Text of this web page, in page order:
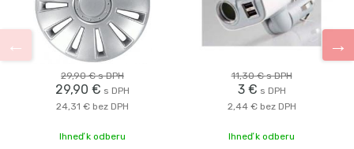
29,90 €s DPH
29,90 € s DPH
24,31 € bez DPH
Ihneď k odberu
11,30 €s DPH
3 € s DPH
2,44 € bez DPH
Ihneď k odberu